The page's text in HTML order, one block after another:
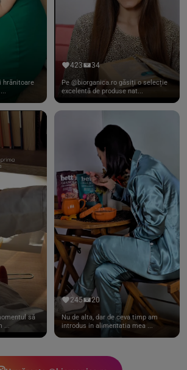
hrănitoare
423 34
Pe @biorganica.ro găsiți o selecție
excelentă de produse nat...
să
...
245 20
Nu de alta, dar de ceva timp am
introdus in alimentatia mea ...